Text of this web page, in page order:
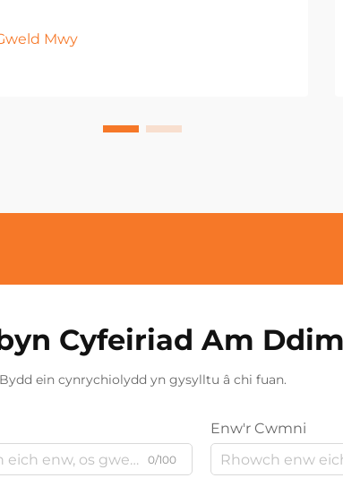
Mwy
Cyfeiriad Am Ddim
Bydd ein cynrychiolydd yn gysylltu â chi fuan.
0/100
Enw'r Cwmni